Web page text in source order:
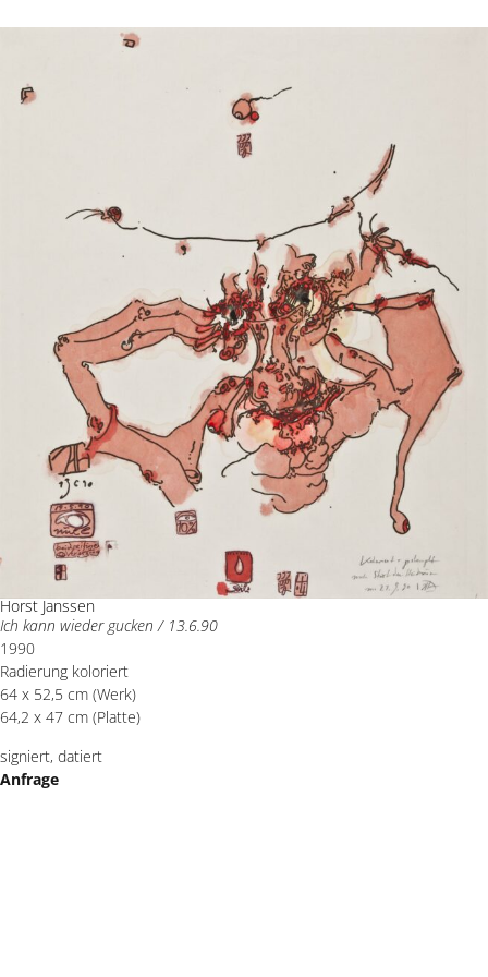
Horst Janssen
Ich kann wieder gucken / 13.6.90
1990
Radierung koloriert
64 x 52,5 cm (Werk)
64,2 x 47 cm (Platte)
signiert, datiert
Anfrage